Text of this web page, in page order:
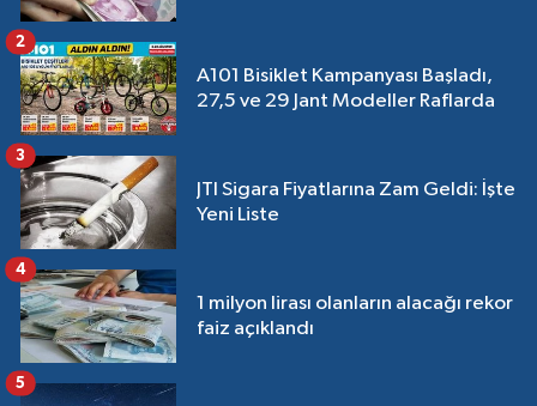
A101 Bisiklet Kampanyası Başladı,
27,5 ve 29 Jant Modeller Raflarda
2
JTI Sigara Fiyatlarına Zam Geldi: İşte
Yeni Liste
3
1 milyon lirası olanların alacağı rekor
faiz açıklandı
4
5